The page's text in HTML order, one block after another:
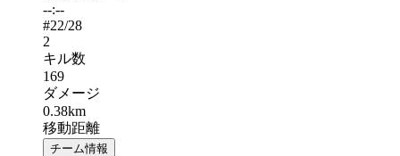
--:--
#22/28
2
キル数
169
ダメージ
0.38km
移動距離
チーム情報